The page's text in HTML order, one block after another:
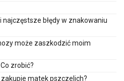
najczęstsze błędy w znakowaniu
może zaszkodzić moim
zrobić?
matek pszczelich?